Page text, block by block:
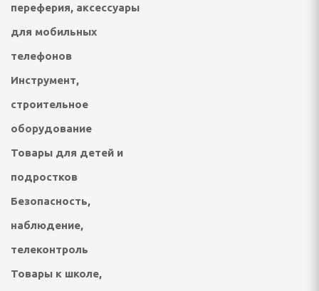
плиты
машины
ДЛЯ
электрические
переферия, аксессуары
для мобильных
телефонов
Инструмент,
строительное
оборудование
Товары для детей и
подростков
Безопасность,
наблюдение,
телеконтроль
Товары к школе,